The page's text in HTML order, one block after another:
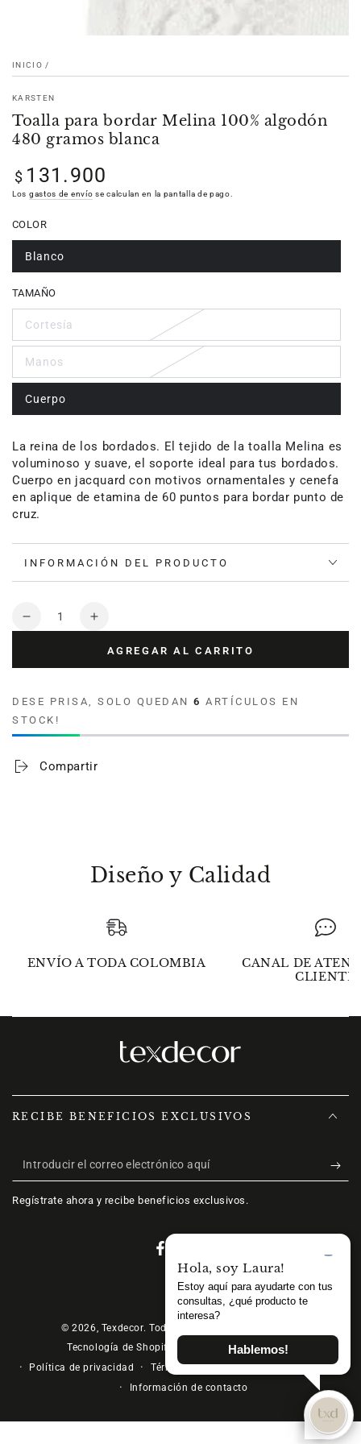
INICIO /
KARSTEN
Toalla para bordar Melina 100% algodón
480 gramos blanca
Precio
regular
$ 131.900
Los gastos de envío se calculan en la pantalla de pago.
COLOR
Blanco
TAMAÑO
Cortesía
Manos
Cuerpo
La reina de los bordados. El tejido de la toalla Melina es
voluminoso y suave, el soporte ideal para tus bordados.
Cuerpo en jacquard con motivos ornamentales y cenefa
en aplique de etamina de 60 puntos para bordar punto de
cruz.
INFORMACIÓN DEL PRODUCTO
Cantidad
Reducir
bordar
Melina
100%
algodón
480
Aumentar
para
bordar
100%
480
AGREGAR AL CARRITO
DESE PRISA, SOLO QUEDAN 6 ARTÍCULOS EN
STOCK!
Compartir
Diseño y Calidad
ENVÍO A TODA COLOMBIA
CANAL DE
CLIENTE
RECIBE BENEFICIOS EXCLUSIVOS
Introducir
el
correo
Regístrate ahora y recibe beneficios exclusivos.
Facebook
© 2026, Texdecor. Todos los derechos reservados.
Tecnología de Shopify
Política de reembolso
Política de privacidad
Términos del servicio
Política de envío
Información de contacto